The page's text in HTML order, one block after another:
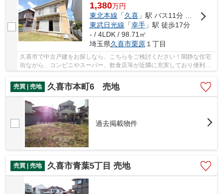
1,380万円
東北本線 「久喜」駅 バス11分 「朝日バス車庫」 停歩4分
東武日光線 「幸手」駅 徒歩17分
- / 4LDK / 98.71㎡
埼玉県久喜市栗原１丁目
久喜市で中古戸建をお探しなら、こちらをご検討ください！閑静な住宅
街ながら、コンビニやスーパー、飲食店等が近隣に充実しており便利な
売買 | 売地
久喜市本町6 売地
過去掲載物件
売買 | 売地 久喜市青葉5丁目 売地